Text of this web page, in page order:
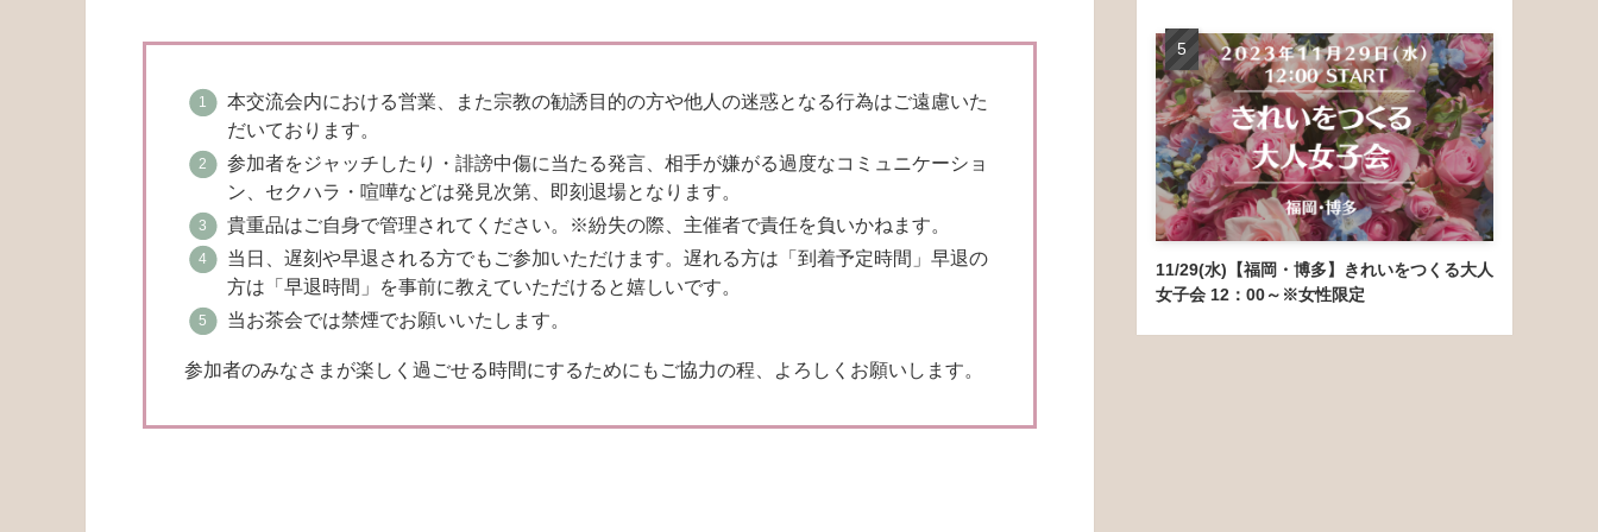
本交流会内における営業、また宗教の勧誘目的の方や他人の迷惑となる行為はご遠慮いた
だいております。
参加者をジャッチしたり・誹謗中傷に当たる発言、相手が嫌がる過度なコミュニケーショ
ン、セクハラ・喧嘩などは発見次第、即刻退場となります。
貴重品はご自身で管理されてください。※紛失の際、主催者で責任を負いかねます。
当日、遅刻や早退される方でもご参加いただけます。遅れる方は「到着予定時間」早退の
方は「早退時間」を事前に教えていただけると嬉しいです。
当お茶会では禁煙でお願いいたします。
参加者のみなさまが楽しく過ごせる時間にするためにもご協力の程、よろしくお願いします。
11/29(水)【福岡・博多】きれいをつくる大人
女子会 12：00～※女性限定